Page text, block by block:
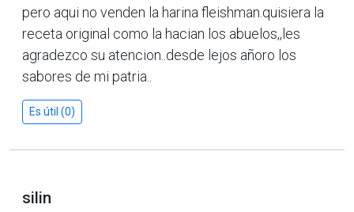
pero aqui no venden la harina fleishman.quisiera la
receta original como la hacian los abuelos,,les
agradezco su atencion..desde lejos añoro los
sabores de mi patria..
Es útil (0)
silin